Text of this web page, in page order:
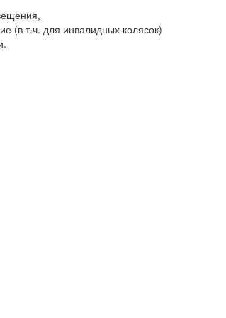
(в т.ч. для инвалидных колясок)